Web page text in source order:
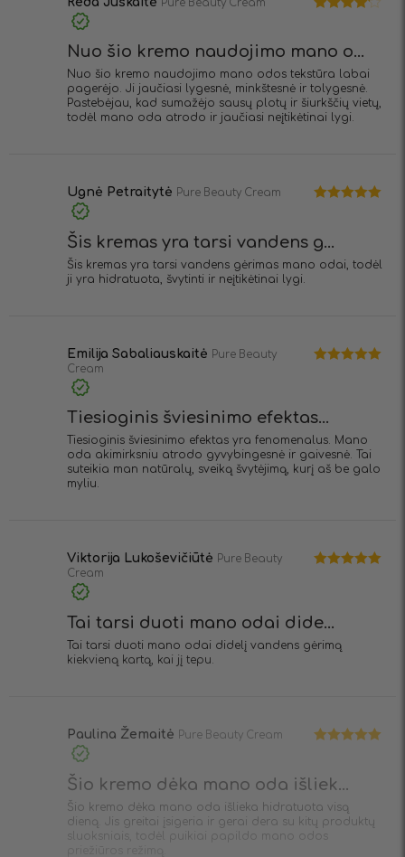
Pure Beauty Cream
Nuo šio kremo naudojimo mano o...
Nuo šio kremo naudojimo mano odos tekstūra labai
pagerėjo. Ji jaučiasi lygesnė, minkštesnė ir tolygesnė.
Pastebėjau, kad sumažėjo sausų plotų ir šiurkščių vietų,
todėl mano oda atrodo ir jaučiasi neįtikėtinai lygi.
Ugnė Petraitytė Pure Beauty Cream
Šis kremas yra tarsi vandens g...
Šis kremas yra tarsi vandens gėrimas mano odai, todėl
ji yra hidratuota, švytinti ir neįtikėtinai lygi.
Emilija Sabaliauskaitė Pure Beauty
Cream
Tiesioginis šviesinimo efektas...
Tiesioginis šviesinimo efektas yra fenomenalus. Mano
oda akimirksniu atrodo gyvybingesnė ir gaivesnė. Tai
suteikia man natūralų, sveiką švytėjimą, kurį aš be galo
myliu.
Viktorija Lukoševičiūtė Pure Beauty
Cream
Tai tarsi duoti mano odai dide...
Tai tarsi duoti mano odai didelį vandens gėrimą
kiekvieną kartą, kai jį tepu.
Paulina Žemaitė Pure Beauty Cream
Šio kremo dėka mano oda išliek...
Šio kremo dėka mano oda išlieka hidratuota visą
dieną. Jis greitai įsigeria ir gerai dera su kitų produktų
sluoksniais, todėl puikiai papildo mano odos